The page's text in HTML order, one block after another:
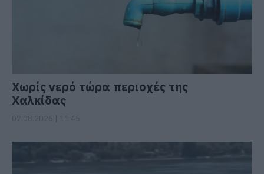
Χωρίς νερό τώρα περιοχές της
Χαλκίδας